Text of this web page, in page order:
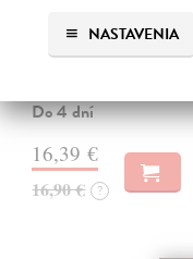
NASTAVENIA
Kennedy Elle| Kniha
Allie Hayesová prežíva
Do 4 dní
16,39 €
16,90 € ?